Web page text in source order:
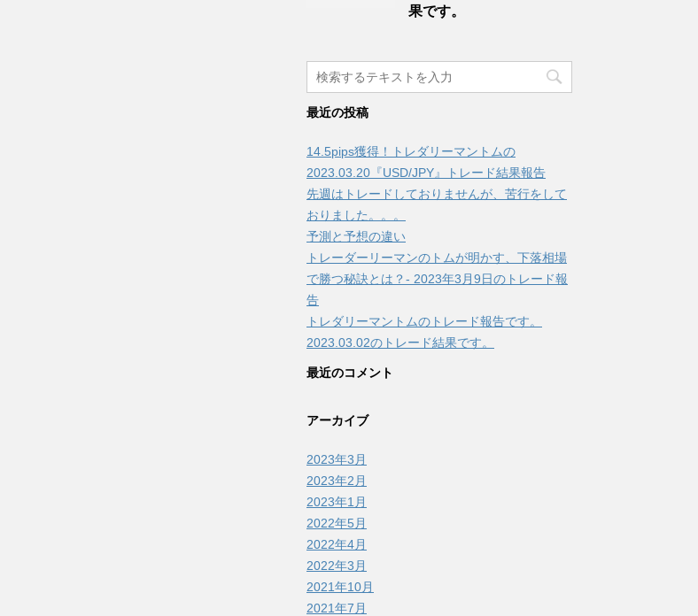
果です。
最近の投稿
14.5pips獲得！トレダリーマントムの
2023.03.20『USD/JPY』トレード結果報告
先週はトレードしておりませんが、苦行をして
おりました。。。
予測と予想の違い
トレーダーリーマンのトムが明かす、下落相場
で勝つ秘訣とは？- 2023年3月9日のトレード報
告
トレダリーマントムのトレード報告です。
2023.03.02のトレード結果です。
最近のコメント
アーカイブ
2023年3月
2023年2月
2023年1月
2022年5月
2022年4月
2022年3月
2021年10月
2021年7月